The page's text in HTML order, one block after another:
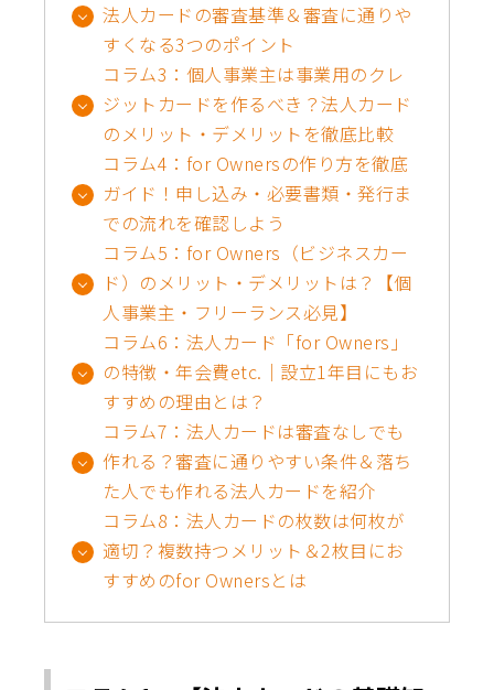
法人カードの審査基準＆審査に通りや
すくなる3つのポイント
コラム3：個人事業主は事業用のクレ
ジットカードを作るべき？法人カード
のメリット・デメリットを徹底比較
コラム4：for Ownersの作り方を徹底
ガイド！申し込み・必要書類・発行ま
での流れを確認しよう
コラム5：for Owners（ビジネスカー
ド）のメリット・デメリットは？【個
人事業主・フリーランス必見】
コラム6：法人カード「for Owners」
の特徴・年会費etc.│設立1年目にもお
すすめの理由とは？
コラム7：法人カードは審査なしでも
作れる？審査に通りやすい条件＆落ち
た人でも作れる法人カードを紹介
コラム8：法人カードの枚数は何枚が
適切？複数持つメリット＆2枚目にお
すすめのfor Ownersとは